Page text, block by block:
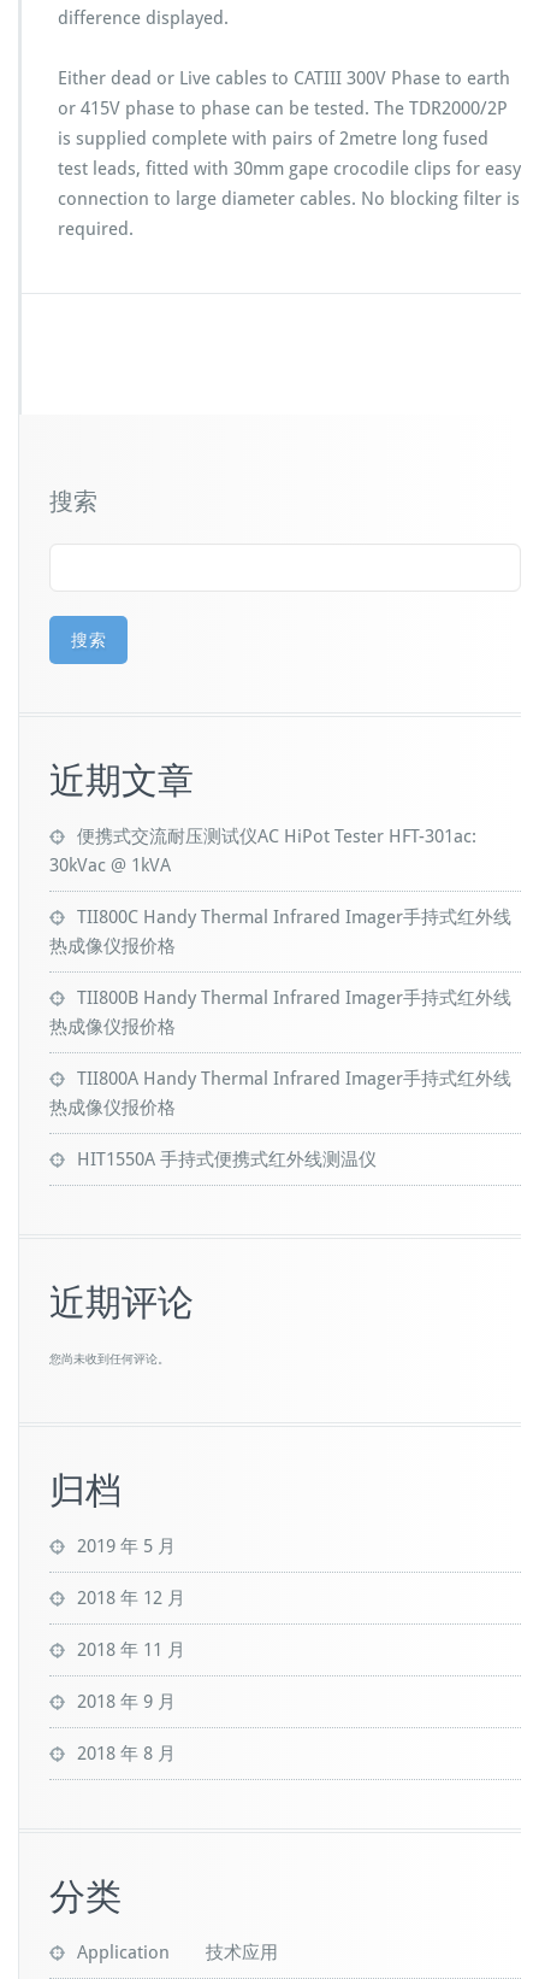
difference displayed.
Either dead or Live cables to CATIII 300V Phase to earth
or 415V phase to phase can be tested. The TDR2000/2P
is supplied complete with pairs of 2metre long fused
test leads, fitted with 30mm gape crocodile clips for easy
connection to large diameter cables. No blocking filter is
required.
搜索
搜索
近期文章
便携式交流耐压测试仪AC HiPot Tester HFT-301ac:
30kVac @ 1kVA
TII800C Handy Thermal Infrared Imager手持式红外线
热成像仪报价格
TII800B Handy Thermal Infrared Imager手持式红外线
热成像仪报价格
TII800A Handy Thermal Infrared Imager手持式红外线
热成像仪报价格
HIT1550A 手持式便携式红外线测温仪
近期评论
您尚未收到任何评论。
归档
2019 年 5 月
2018 年 12 月
2018 年 11 月
2018 年 9 月
2018 年 8 月
分类
Application 技术应用